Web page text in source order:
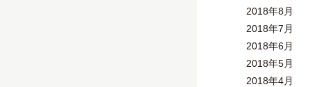
2018年8月
2018年7月
2018年6月
2018年5月
2018年4月